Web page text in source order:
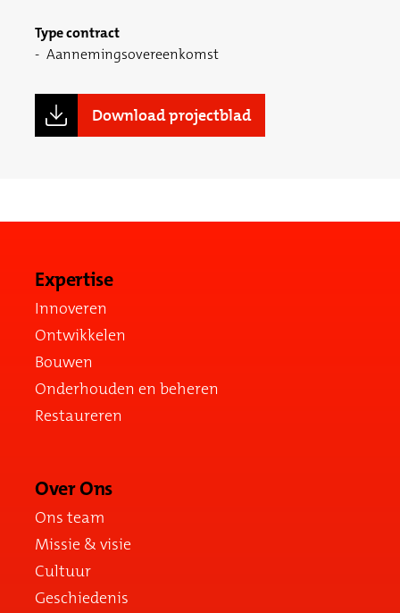
Type contract
Aannemingsovereenkomst
Download projectblad
Expertise
Innoveren
Ontwikkelen
Bouwen
Onderhouden en beheren
Restaureren
Over Ons
Ons team
Missie & visie
Cultuur
Geschiedenis